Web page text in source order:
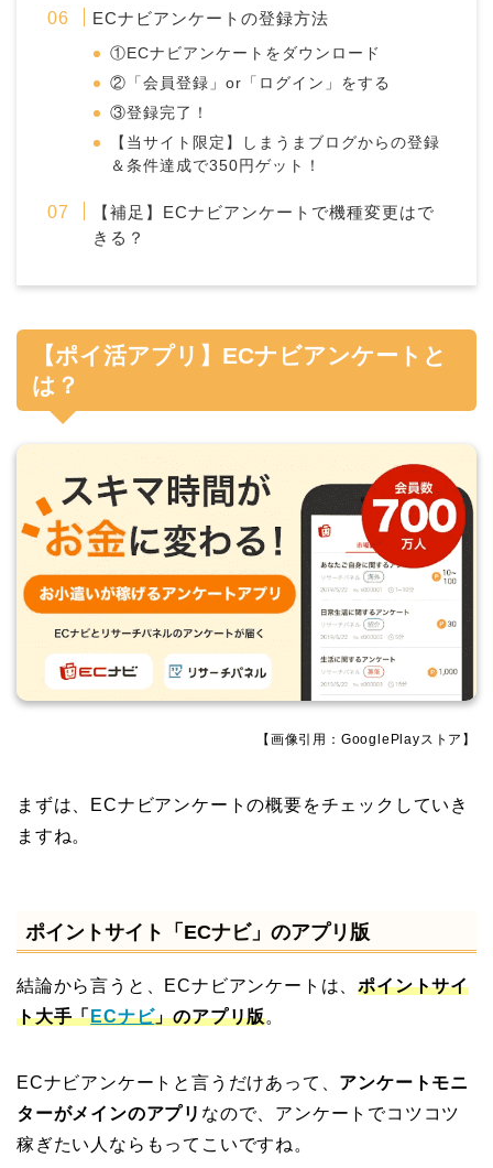
ECナビアンケートの登録方法
①ECナビアンケートをダウンロード
②「会員登録」or「ログイン」をする
③登録完了！
【当サイト限定】しまうまブログからの登録
＆条件達成で350円ゲット！
【補足】ECナビアンケートで機種変更はで
きる？
【ポイ活アプリ】ECナビアンケートと
は？
【画像引用：GooglePlayストア】
まずは、ECナビアンケートの概要をチェックしていき
ますね。
ポイントサイト「ECナビ」のアプリ版
結論から言うと、ECナビアンケートは、ポイントサイ
ト大手「ECナビ」のアプリ版。
ECナビアンケートと言うだけあって、 アンケートモニ
ターがメインのアプリ なので、アンケートでコツコツ
稼ぎたい人ならもってこいですね。